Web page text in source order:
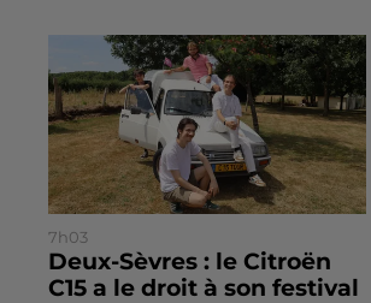
7h03
Deux-Sèvres : le Citroën
C15 a le droit à son festival